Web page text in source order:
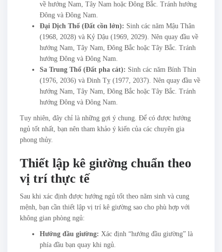
về hướng Nam, Tây Nam hoặc Đông Bắc. Tránh hướng
Đông và Đông Nam.
Đại Dịch Thổ (Đất cồn lớn): Sinh các năm Mậu Thân
(1968, 2028) và Kỷ Dậu (1969, 2029). Nên quay đầu về
hướng Nam, Tây Nam, Đông Bắc hoặc Tây Bắc. Tránh
hướng Đông và Đông Nam.
Sa Trung Thổ (Đất pha cát): Sinh các năm Bính Thìn
(1976, 2036) và Đinh Tỵ (1977, 2037). Nên quay đầu về
hướng Nam, Tây Nam, Đông Bắc hoặc Tây Bắc. Tránh
hướng Đông và Đông Nam.
Tuy nhiên, đây chỉ là những gợi ý chung. Để có được hướng
ngủ tốt nhất, bạn nên tham khảo ý kiến của các chuyên gia
phong thủy.
Thiết lập kê giường chuẩn theo
vị trí thực tế
Sau khi xác định được hướng ngủ tốt theo năm sinh và cung
mệnh, bạn cần thiết lập vị trí kê giường sao cho phù hợp với
không gian phòng ngủ:
Hướng đầu giường: Xác định “hướng đầu giường” là
phía đầu bạn quay khi ngủ.